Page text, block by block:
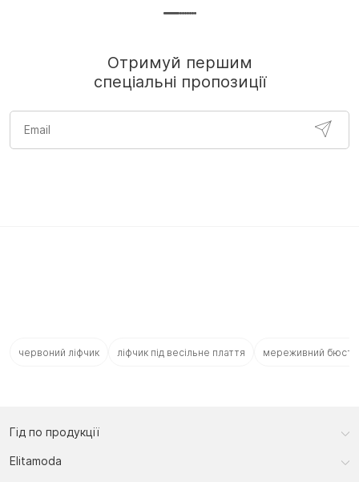
червоний ліфчик ліфчик під весільне плаття мереживний
Отримуй першим
спеціальні пропозиції
Гід по продукції
Elitamoda